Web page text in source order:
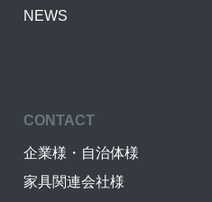
NEWS
CONTACT
企業様・自治体様
家具関連会社様